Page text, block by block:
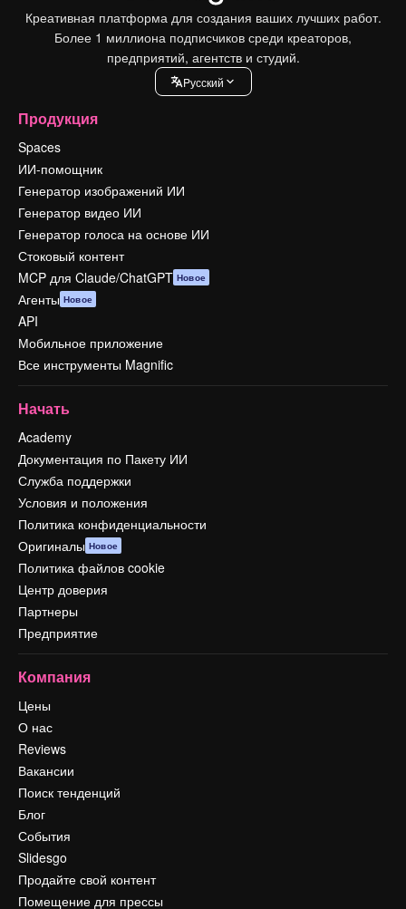
Креативная платформа для создания ваших лучших работ.
Более 1 миллиона подписчиков среди креаторов,
предприятий, агентств и студий.
Pусский
Продукция
Spaces
ИИ-помощник
Генератор изображений ИИ
Генератор видео ИИ
Генератор голоса на основе ИИ
Стоковый контент
MCP для Claude/ChatGPT Новое
Агенты Новое
API
Мобильное приложение
Все инструменты Magnific
Начать
Academy
Документация по Пакету ИИ
Служба поддержки
Условия и положения
Политика конфиденциальности
Оригиналы Новое
Политика файлов cookie
Центр доверия
Партнеры
Предприятие
Компания
Цены
О нас
Reviews
Вакансии
Поиск тенденций
Блог
События
Slidesgo
Продайте свой контент
Помещение для прессы